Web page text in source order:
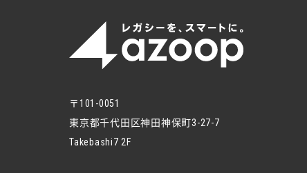
〒101-0051
東京都千代田区神田神保町3-27-7
Takebashi7 2F